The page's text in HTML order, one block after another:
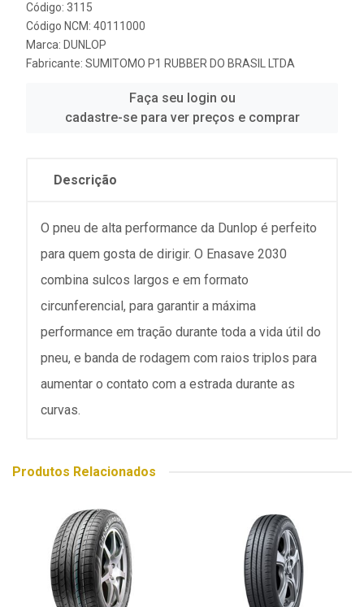
Código: 3115
Código NCM: 40111000
Marca: DUNLOP
Fabricante: SUMITOMO P1 RUBBER DO BRASIL LTDA
Faça seu login ou
cadastre-se para ver preços e comprar
Descrição
O pneu de alta performance da Dunlop é perfeito
para quem gosta de dirigir. O Enasave 2030
combina sulcos largos e em formato
circunferencial, para garantir a máxima
performance em tração durante toda a vida útil do
pneu, e banda de rodagem com raios triplos para
aumentar o contato com a estrada durante as
curvas.
Produtos Relacionados